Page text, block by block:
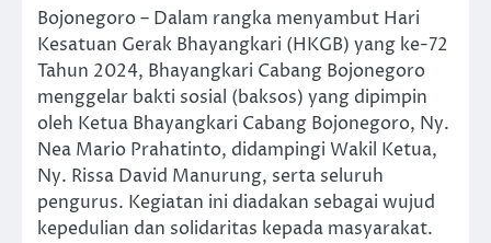
Bojonegoro – Dalam rangka menyambut Hari
Kesatuan Gerak Bhayangkari (HKGB) yang ke-72
Tahun 2024, Bhayangkari Cabang Bojonegoro
menggelar bakti sosial (baksos) yang dipimpin
oleh Ketua Bhayangkari Cabang Bojonegoro, Ny.
Nea Mario Prahatinto, didampingi Wakil Ketua,
Ny. Rissa David Manurung, serta seluruh
pengurus. Kegiatan ini diadakan sebagai wujud
kepedulian dan solidaritas kepada masyarakat.